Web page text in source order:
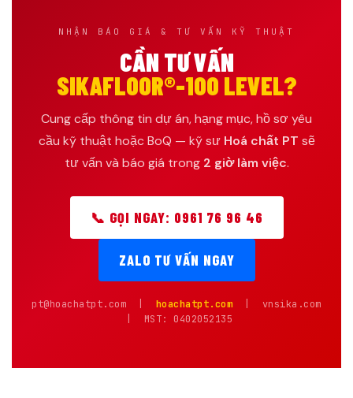
NHẬN BÁO GIÁ & TƯ VẤN KỸ THUẬT
CẦN TƯ VẤN
SIKAFLOOR®-100 LEVEL?
Cung cấp thông tin dự án, hạng mục, hồ sơ yêu
cầu kỹ thuật hoặc BoQ — kỹ sư Hoá chất PT sẽ
tư vấn và báo giá trong 2 giờ làm việc.
📞 GỌI NGAY: 0961 76 96 46
ZALO TƯ VẤN NGAY
pt@hoachatpt.com | hoachatpt.com | vnsika.com
| MST: 0402052135